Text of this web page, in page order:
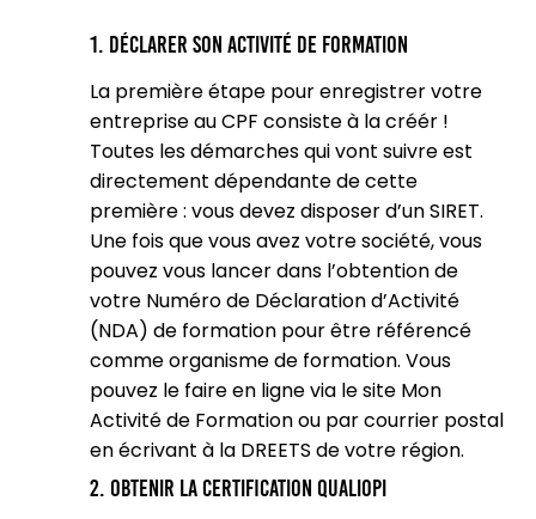
1. Déclarer son activité de formation
La première étape pour enregistrer votre
entreprise au CPF consiste à la créér !
Toutes les démarches qui vont suivre est
directement dépendante de cette
première : vous devez disposer d’un SIRET.
Une fois que vous avez votre société, vous
pouvez vous lancer dans l’obtention de
votre Numéro de Déclaration d’Activité
(NDA) de formation pour être référencé
comme organisme de formation. Vous
pouvez le faire en ligne via le site Mon
Activité de Formation ou par courrier postal
en écrivant à la DREETS de votre région.
2. Obtenir la certification Qualiopi